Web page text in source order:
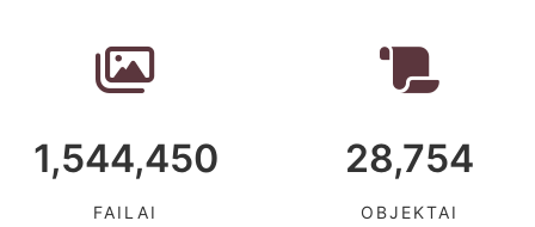
1,544,450
FAILAI
28,754
OBJEKTAI